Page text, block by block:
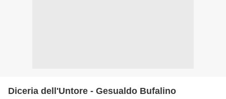
Diceria dell'Untore - Gesualdo Bufalino